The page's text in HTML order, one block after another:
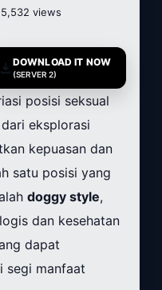
5,532 views
DOWNLOAD IT NOW
(SERVER 2)
posisi seksual
eksplorasi
kepuasan dan
satu posisi yang
doggy style,
dan kesehatan
dapat
segi manfaat